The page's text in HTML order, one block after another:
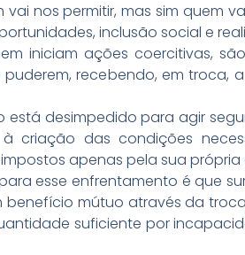
nos permitir, mas sim quem
inclusão social e
iniciam ações coercitivas,
recebendo, em
desimpedido para agir
criação das condições
apenas pela sua própria
esse enfrentamento é que
mútuo através da
suficiente por